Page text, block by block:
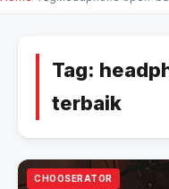
Tag:
terbaik
CHOOSERATOR